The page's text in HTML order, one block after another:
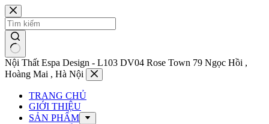
Chuyển
đến
phần
nội
dung
Nội Thất Espa Design - L103 DV04 Rose Town 79 Ngọc Hồi ,
Hoàng Mai , Hà Nội
TRANG CHỦ
GIỚI THIỆU
SẢN PHẨM